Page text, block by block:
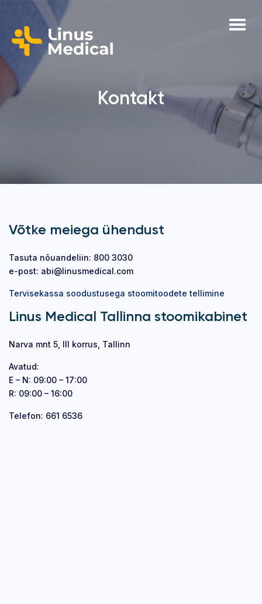
Kontakt
Võtke meiega ühendust
Tasuta nõuandeliin: 800 3030
e-post: abi@linusmedical.com
Tervisekassa soodustusega stoomitoodete tellimine
Linus Medical Tallinna stoomikabinet
Narva mnt 5, III korrus, Tallinn
Avatud:
E – N: 09:00 – 17:00
R: 09:00 – 16:00
Telefon: 661 6536